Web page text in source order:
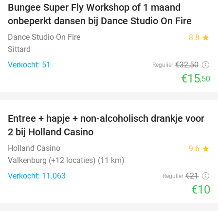
Bungee Super Fly Workshop of 1 maand
onbeperkt dansen bij Dance Studio On Fire
Dance Studio On Fire 8.8 star
Sittard
Verkocht: 51
Regulier €32,50
€15,50
52%
Entree + hapje + non-alcoholisch drankje voor
2 bij Holland Casino
Holland Casino 9.6 star
Valkenburg (+12 locaties) (11 km)
Verkocht: 11.063
Regulier €21
€10